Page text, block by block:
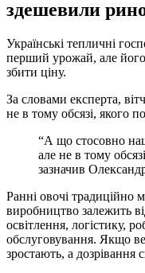
здешевили
Українські тепличні
перший урожай, але
збити ціну.
За словами експерта,
не в тому обсязі, якого
“А що стосовно
але не в тому
зазначив
Ранні овочі традиційно
виробництво залежить
освітлення, логістику,
обслуговування. Якщо
зростають, а дозрівання